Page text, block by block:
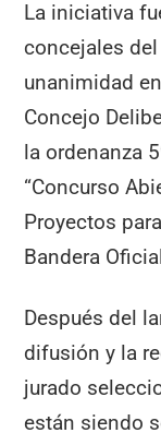
La iniciativa
concejales
unanimidad
Concejo
la ordenanza
“Concurso
Proyectos
Bandera
Después del
difusión y la
jurado
están siendo